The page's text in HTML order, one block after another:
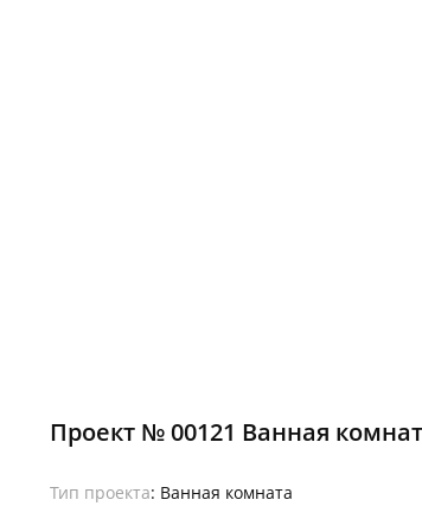
Проект № 00121 Ванная
Тип проекта: Ванная комната